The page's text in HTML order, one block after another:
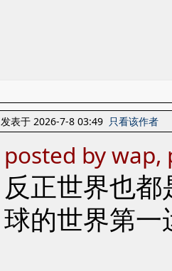
发表于 2026-7-8 03:49 只看该作者
posted by
反正世界也
球的世界第